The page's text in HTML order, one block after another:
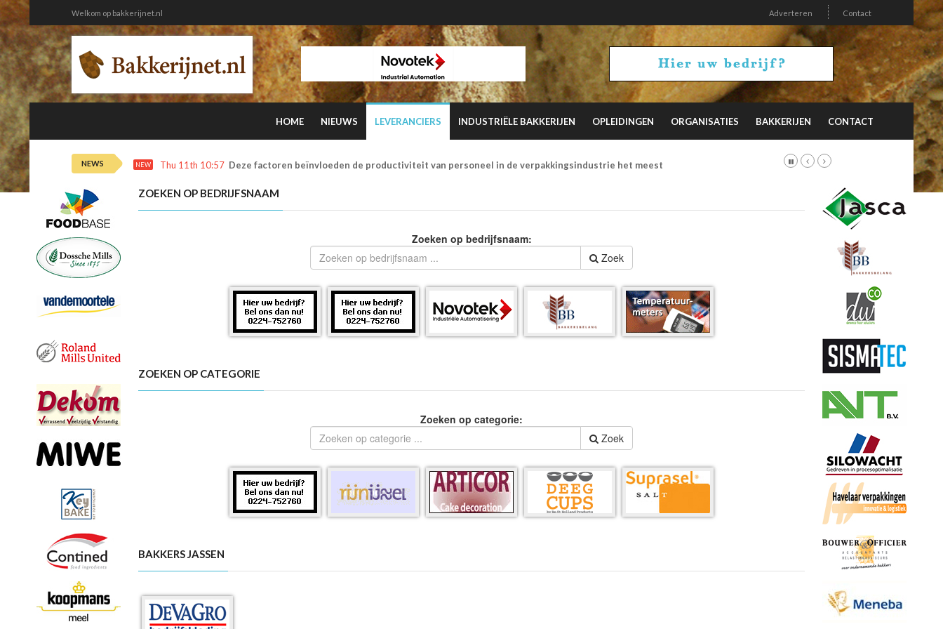
Welkom op bakkerijnet.nl Adverteren Contact
HOME NIEUWS LEVERANCIERS INDUSTRIËLE BAKKERIJEN OPLEIDINGEN ORGANISATIES BAKKERIJEN CONTACT
NEWS NEW Thu 11th 10:57 Deze factoren beïnvloeden de productiviteit van personeel in de verpakkingsindustrie het meest
ZOEKEN OP BEDRIJFSNAAM
Zoeken op bedrijfsnaam:
Zoek
ZOEKEN OP CATEGORIE
Zoeken op categorie:
Zoek
BAKKERS JASSEN